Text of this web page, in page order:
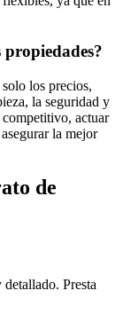
los precios,
la seguridad y
actuar
la mejor
de
Presta